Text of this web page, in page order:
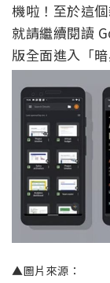
機啦！至於這
就請繼續閱讀
版全面進入「
▲圖片來源：